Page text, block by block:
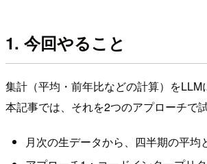
1. 今回やること
集計（平均・前年比などの計算）をLLM
本記事では、それを2つのアプローチで試
月次の生データから、四半期の平均